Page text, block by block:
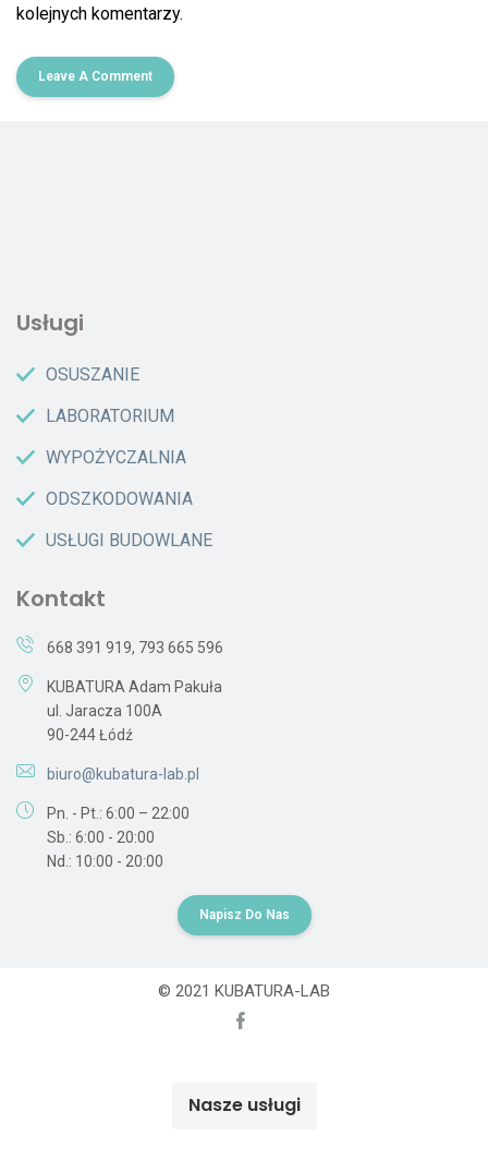
kolejnych komentarzy.
Usługi
OSUSZANIE
LABORATORIUM
WYPOŻYCZALNIA
ODSZKODOWANIA
USŁUGI BUDOWLANE
Kontakt
668 391 919, 793 665 596
KUBATURA Adam Pakuła
ul. Jaracza 100A
90-244 Łódź
biuro@kubatura-lab.pl
Pn. - Pt.: 6:00 – 22:00
Sb.: 6:00 - 20:00
Nd.: 10:00 - 20:00
Napisz Do Nas
© 2021 KUBATURA-LAB
Nasze usługi